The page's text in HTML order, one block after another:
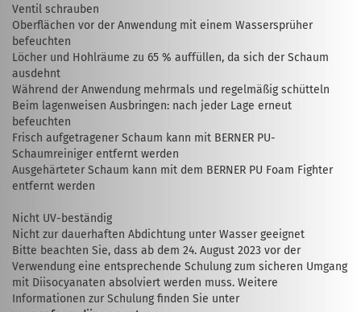
Ventil schrauben
Oberflächen vor der Anwendung mit einem Wassersprüher
befeuchten
Löcher und Hohlräume zu 65 % auffüllen, da sich der Schaum
ausdehnt
Während der Anwendung mehrmals und regelmäßig schütteln
Beim lagenweisen Ausbringen: nach jeder Lage erneut
befeuchten
Frisch aufgetragener Schaum kann mit BERNER PU-
Schaumreiniger entfernt werden
Ausgehärteter Schaum kann mit dem BERNER PU Foam Fighter
entfernt werden
Nicht UV-beständig
Nicht zur dauerhaften Abdichtung unter Wasser geeignet
Bitte beachten Sie, dass ab dem 24. August 2023 vor der
Verwendung eine entsprechende Schulung zum sicheren Umgang
mit Diisocyanaten absolviert werden muss. Weitere
Informationen zur Schulung finden Sie unter